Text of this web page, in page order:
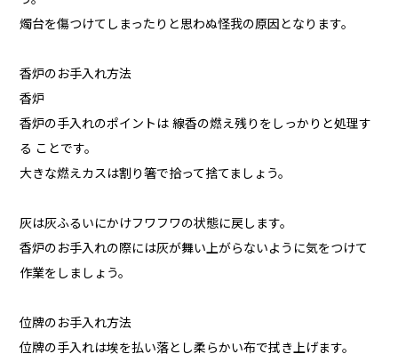
燭台を傷つけてしまったりと思わぬ怪我の原因となります。
香炉のお手入れ方法
香炉
香炉の手入れのポイントは 線香の燃え残りをしっかりと処理す
る ことです。
大きな燃えカスは割り箸で拾って捨てましょう。
灰は灰ふるいにかけフワフワの状態に戻します。
香炉のお手入れの際には灰が舞い上がらないように気をつけて
作業をしましょう。
位牌のお手入れ方法
位牌の手入れは埃を払い落とし柔らかい布で拭き上げます。